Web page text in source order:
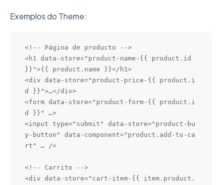
Exemplos do Theme:
<!-- Página de producto -->
<h1 data-store="product-name-{{ product.id
}}">{{ product.name }}</h1>
<div data-store="product-price-{{ product.i
d }}">…</div>
<form data-store="product-form-{{ product.i
d }}" …>
<input type="submit" data-store="product-bu
y-button" data-component="product.add-to-ca
rt" … />
<!-- Carrito -->
<div data-store="cart-item-{{ item.product.